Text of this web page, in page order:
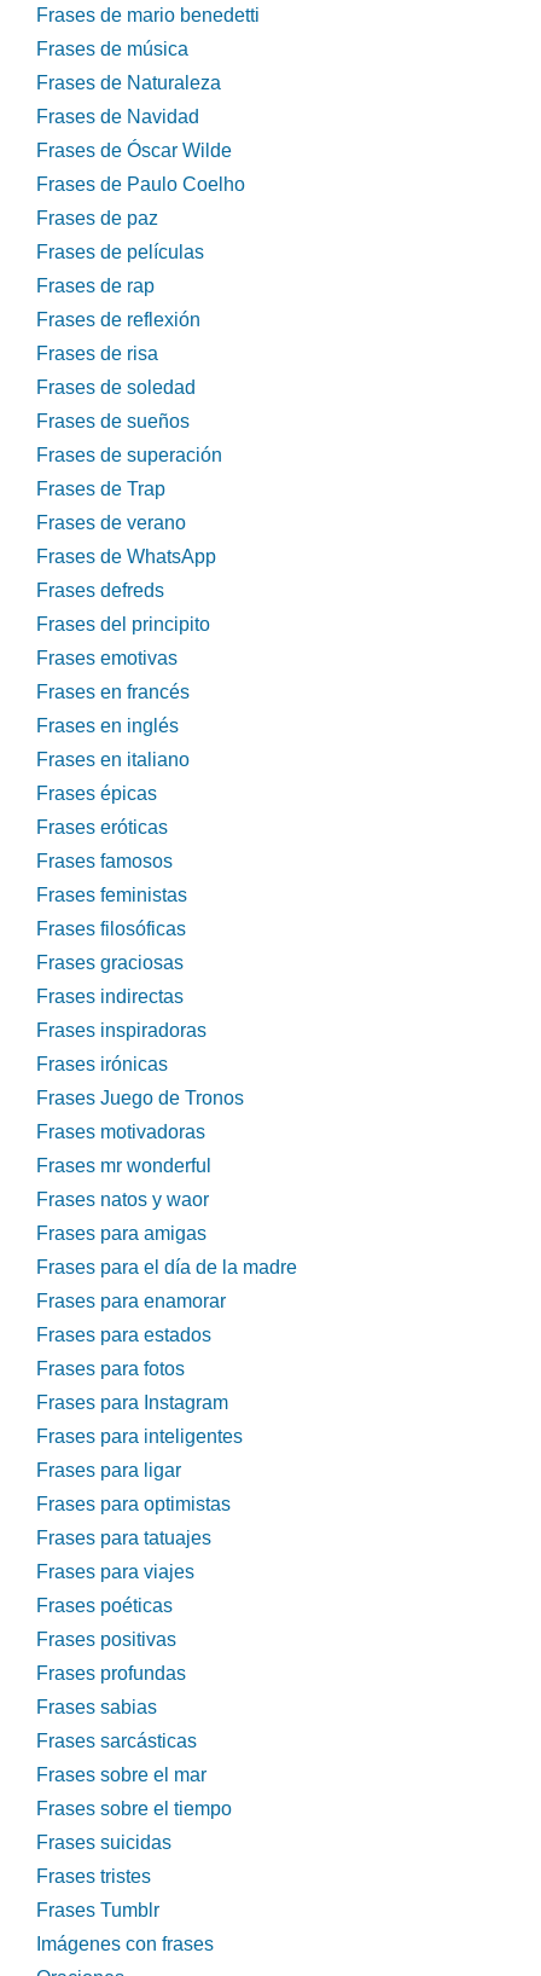
Frases de mario benedetti
Frases de música
Frases de Naturaleza
Frases de Navidad
Frases de Óscar Wilde
Frases de Paulo Coelho
Frases de paz
Frases de películas
Frases de rap
Frases de reflexión
Frases de risa
Frases de soledad
Frases de sueños
Frases de superación
Frases de Trap
Frases de verano
Frases de WhatsApp
Frases defreds
Frases del principito
Frases emotivas
Frases en francés
Frases en inglés
Frases en italiano
Frases épicas
Frases eróticas
Frases famosos
Frases feministas
Frases filosóficas
Frases graciosas
Frases indirectas
Frases inspiradoras
Frases irónicas
Frases Juego de Tronos
Frases motivadoras
Frases mr wonderful
Frases natos y waor
Frases para amigas
Frases para el día de la madre
Frases para enamorar
Frases para estados
Frases para fotos
Frases para Instagram
Frases para inteligentes
Frases para ligar
Frases para optimistas
Frases para tatuajes
Frases para viajes
Frases poéticas
Frases positivas
Frases profundas
Frases sabias
Frases sarcásticas
Frases sobre el mar
Frases sobre el tiempo
Frases suicidas
Frases tristes
Frases Tumblr
Imágenes con frases